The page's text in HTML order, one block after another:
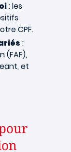
: les
CPF.
:
(FAF),
et